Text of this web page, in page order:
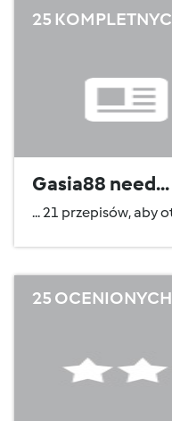
25
Gasia88 need...
... 21 przepisów, aby
25